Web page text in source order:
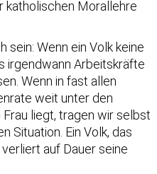
katholischen Morallehre
sein: Wenn ein Volk keine
irgendwann Arbeitskräfte
Wenn in fast allen
weit unter den
liegt, tragen wir selbst
Situation. Ein Volk, das
auf Dauer seine